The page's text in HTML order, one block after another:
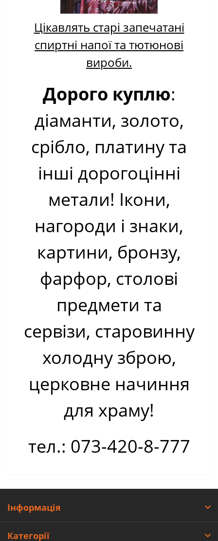
Цікавлять старі запечатані
спиртні напої та тютюнові
вироби.
Дорого куплю:
діаманти, золото,
срібло, платину та
інші дорогоцінні
метали! Ікони,
нагороди і знаки,
картини, бронзу,
фарфор, столові
предмети та
сервізи, старовинну
холодну зброю,
церковне начиння
для храму!
тел.: 073-420-8-777
Інформація
Категорії